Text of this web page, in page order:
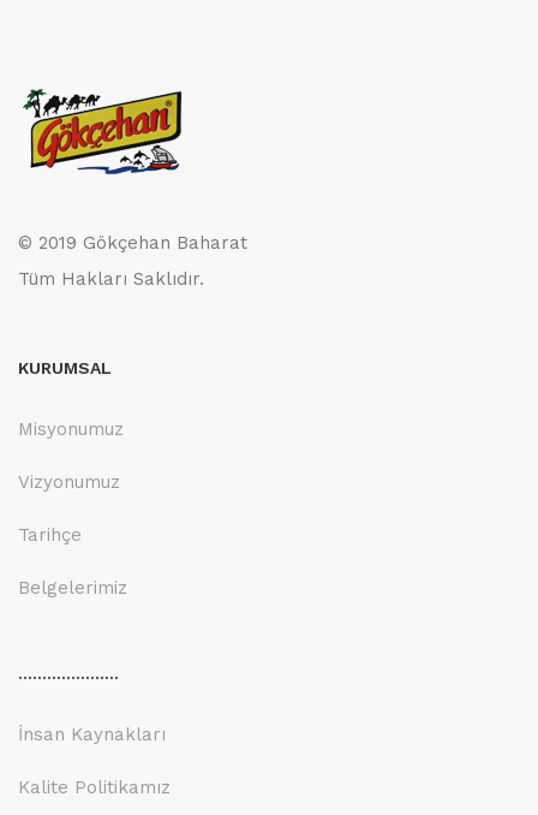
© 2019 Gökçehan Baharat
Tüm Hakları Saklıdır.
KURUMSAL
Misyonumuz
Vizyonumuz
Tarihçe
Belgelerimiz
.....................
İnsan Kaynakları
Kalite Politikamız